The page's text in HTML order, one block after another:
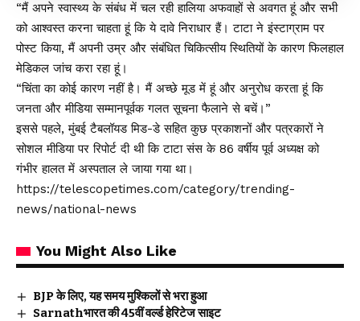
“मैं अपने स्वास्थ्य के संबंध में चल रही हालिया अफवाहों से अवगत हूं और सभी
को आश्वस्त करना चाहता हूं कि ये दावे निराधार हैं। टाटा ने इंस्टाग्राम पर
पोस्ट किया, मैं अपनी उम्र और संबंधित चिकित्सीय स्थितियों के कारण फिलहाल
मेडिकल जांच करा रहा हूं।
“चिंता का कोई कारण नहीं है। मैं अच्छे मूड में हूं और अनुरोध करता हूं कि
जनता और मीडिया सम्मानपूर्वक गलत सूचना फैलाने से बचें।”
इससे पहले, मुंबई टैबलॉयड मिड-डे सहित कुछ प्रकाशनों और पत्रकारों ने
सोशल मीडिया पर रिपोर्ट दी थी कि टाटा संस के 86 वर्षीय पूर्व अध्यक्ष को
गंभीर हालत में अस्पताल ले जाया गया था।
https://telescopetimes.com/category/trending-
news/national-news
You Might Also Like
BJP के लिए, यह समय मुश्किलों से भरा हुआ
Sarnathभारत की 45वीं वर्ल्ड हेरिटेज साइट